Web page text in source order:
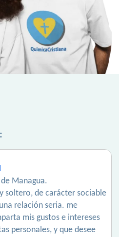
Managua.
soltero, de carácter sociable
relación seria. me
mis gustos e intereses
personales, y que desee